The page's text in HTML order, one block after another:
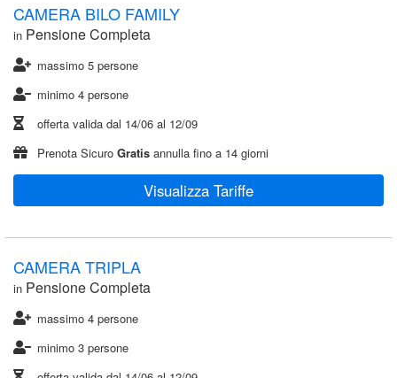
CAMERA BILO FAMILY
in Pensione Completa
massimo 5 persone
minimo 4 persone
offerta valida dal 14/06 al 12/09
Prenota Sicuro Gratis annulla fino a 14 giorni
Visualizza Tariffe
CAMERA TRIPLA
in Pensione Completa
massimo 4 persone
minimo 3 persone